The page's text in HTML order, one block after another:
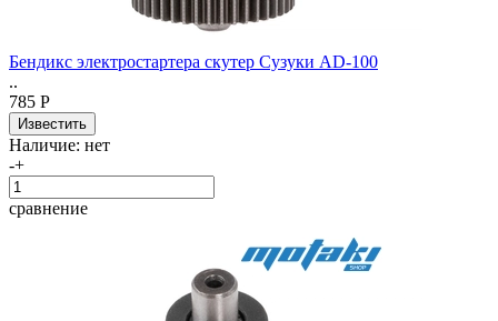
Бендикс электростартера скутер Сузуки AD-100
..
785 Р
Наличие: нет
-+
сравнение